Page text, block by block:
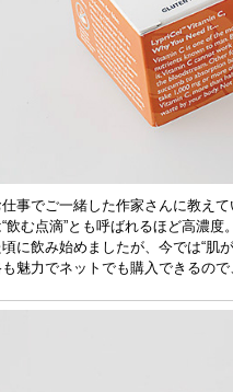
仕事でご一緒した作家さんに教え
“飲む点滴”とも呼ばれるほど高濃
頃に飲み始めましたが、今では“肌
魅力でネットでも購入できるので